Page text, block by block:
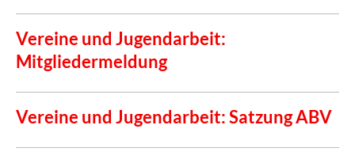
Vereine und Jugendarbeit:
Mitgliedermeldung
Vereine und Jugendarbeit: Satzung ABV